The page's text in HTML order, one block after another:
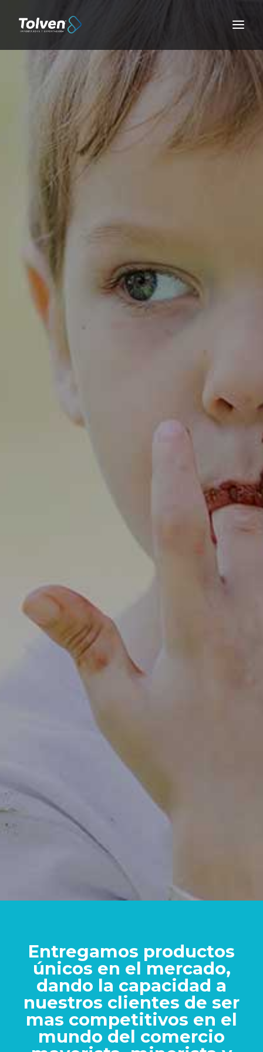
Entregamos productos
únicos en el mercado,
dando la capacidad a
nuestros clientes de ser
mas competitivos en el
mundo del comercio